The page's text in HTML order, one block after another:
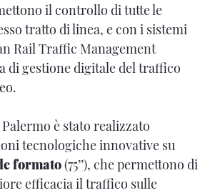
il controllo di tutte le
tratto di linea, e con i sistemi
Rail Traffic Management
di gestione digitale del traffico
è stato realizzato
tecnologiche innovative su
formato(75’’), che permettono di
efficacia il traffico sulle